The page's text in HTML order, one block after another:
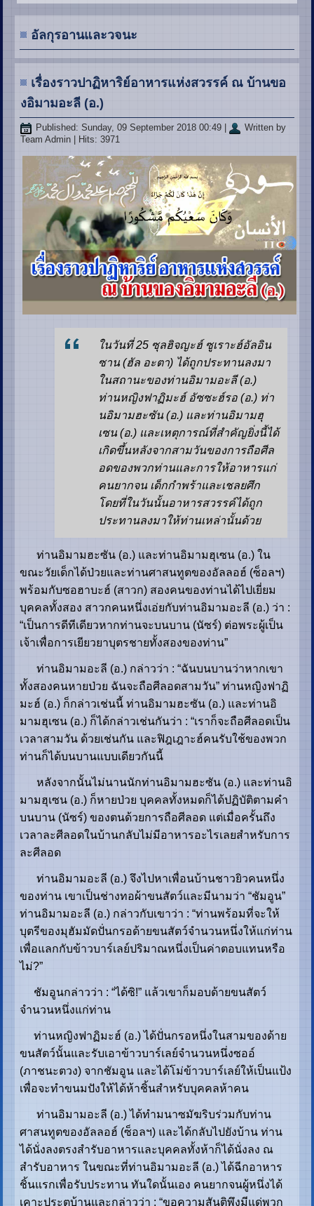
อัลกุรอานและวจนะ
เรื่องราวปาฏิหาริย์อาหารแห่งสวรรค์ ณ บ้านขอ
งอิมามอะลี (อ.)
Published: Sunday, 09 September 2018 00:49
Written by
Team Admin | Hits: 3971
ในวันที่ 25 ซุลฮิจญะฮ์ ซูเราะฮ์อัลอิน
ซาน (ฮัล อะตา) ได้ถูกประทานลงมา
ในสถานะของท่านอิมามอะลี (อ.)
ท่านหญิงฟาฏิมะฮ์ อัซซะฮ์รอ (อ.) ท่า
นอิมามฮะซัน (อ.) และท่านอิมามฮุ
เซน (อ.) และเหตุการณ์ที่สำคัญยิ่งนี้ได้
เกิดขึ้นหลังจากสามวันของการถือศีล
อดของพวกท่านและการให้อาหารแก่
คนยากจน เด็กกำพร้าและเชลยศึก
โดยที่ในวันนั้นอาหารสวรรค์ได้ถูก
ประทานลงมาให้ท่านเหล่านั้นด้วย
ท่านอิมามฮะซัน (อ.) และท่านอิมามฮุเซน (อ.) ใน
ขณะวัยเด็กได้ป่วยและท่านศาสนทูตของอัลลอฮ์ (ซ็อลฯ)
พร้อมกับซอฮาบะฮ์ (สาวก) สองคนของท่านได้ไปเยี่ยม
บุคคลทั้งสอง สาวกคนหนึ่งเอ่ยกับท่านอิมามอะลี (อ.) ว่า :
“เป็นการดีทีเดียวหากท่านจะบนบาน (นัซร์) ต่อพระผู้เป็น
เจ้าเพื่อการเยียวยาบุตรชายทั้งสองของท่าน”
ท่านอิมามอะลี (อ.) กล่าวว่า : “ฉันบนบานว่าหากเขา
ทั้งสองคนหายป่วย ฉันจะถือศีลอดสามวัน” ท่านหญิงฟาฏิ
มะฮ์ (อ.) ก็กล่าวเช่นนี้ ท่านอิมามฮะซัน (อ.) และท่านอิ
มามฮุเซน (อ.) ก็ได้กล่าวเช่นกันว่า : “เราก็จะถือศีลอดเป็น
เวลาสามวัน ด้วยเช่นกัน และฟิฎเฎาะฮ์คนรับใช้ของพวก
ท่านก็ได้บนบานแบบเดียวกันนี้
หลังจากนั้นไม่นานนักท่านอิมามฮะซัน (อ.) และท่านอิ
มามฮุเซน (อ.) ก็หายป่วย บุคคลทั้งหมดก็ได้ปฏิบัติตามคำ
บนบาน (นัซร์) ของตนด้วยการถือศีลอด แต่เมื่อครั้นถึง
เวลาละศีลอดในบ้านกลับไม่มีอาหารอะไรเลยสำหรับการ
ละศีลอด
ท่านอิมามอะลี (อ.) จึงไปหาเพื่อนบ้านชาวยิวคนหนึ่ง
ของท่าน เขาเป็นช่างทอผ้าขนสัตว์และมีนามว่า “ชัมอูน”
ท่านอิมามอะลี (อ.) กล่าวกับเขาว่า : “ท่านพร้อมที่จะให้
บุตรีของมุฮัมมัดปั่นกรอด้ายขนสัตว์จำนวนหนึ่งให้แก่ท่าน
เพื่อแลกกับข้าวบาร์เลย์ปริมาณหนึ่งเป็นค่าตอบแทนหรือ
ไม่?”
ชัมอูนกล่าวว่า : “ได้ซิ!” แล้วเขาก็มอบด้ายขนสัตว์
จำนวนหนึ่งแก่ท่าน
ท่านหญิงฟาฏิมะฮ์ (อ.) ได้ปั่นกรอหนึ่งในสามของด้าย
ขนสัตว์นั้นและรับเอาข้าวบาร์เลย์จำนวนหนึ่งซออ์
(ภาชนะตวง) จากชัมอูน และได้โม่ข้าวบาร์เลย์ให้เป็นแป้ง
เพื่อจะทำขนมปังให้ได้ห้าชิ้นสำหรับบุคคลห้าคน
ท่านอิมามอะลี (อ.) ได้ทำมนาซมัฆริบร่วมกับท่าน
ศาสนทูตของอัลลอฮ์ (ซ็อลฯ) และได้กลับไปยังบ้าน ท่าน
ได้นั่งลงตรงสำรับอาหารและบุคคลทั้งห้าก็ได้นั่งลง ณ
สำรับอาหาร ในขณะที่ท่านอิมามอะลี (อ.) ได้ฉีกอาหาร
ชิ้นแรกเพื่อรับประทาน ทันใดนั้นเอง คนยากจนผู้หนึ่งได้
เคาะประตูบ้านและกล่าวว่า : “ขอความสันติพึงมีแด่พวก